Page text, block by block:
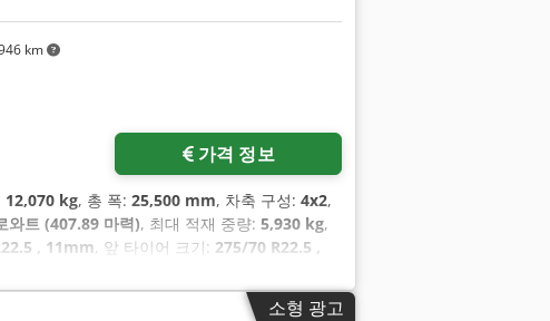
km
가격 정보
12,070 kg, 총 폭: 25,500 mm, 차축 구성: 4x2,
와트 (407.89 마력), 최대 적재 중량: 5,930 kg,
, 11mm, 앞 타이어 크기: 275/70 R22.5 ,
소형 광고